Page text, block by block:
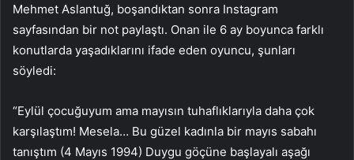
Mehmet Aslantuğ, boşandıktan sonra Instagram
sayfasından bir not paylaştı. Onan ile 6 ay boyunca farklı
konutlarda yaşadıklarını ifade eden oyuncu, şunları
söyledi:
“Eylül çocuğuyum ama mayısın tuhaflıklarıyla daha çok
karşılaştım! Mesela… Bu güzel kadınla bir mayıs sabahı
tanıştım (4 Mayıs 1994) Duygu göçüne başlayalı aşağı